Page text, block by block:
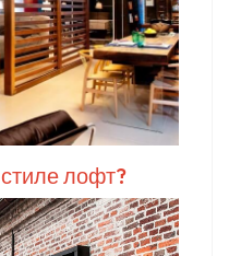
лофт?